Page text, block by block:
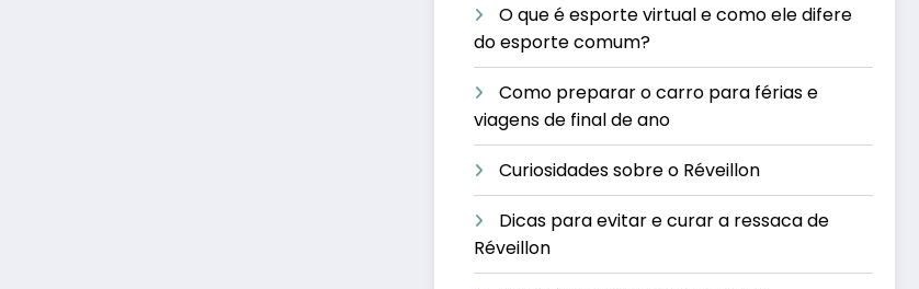
O que é esporte virtual e como ele difere
do esporte comum?
Como preparar o carro para férias e
viagens de final de ano
Curiosidades sobre o Réveillon
Dicas para evitar e curar a ressaca de
Réveillon